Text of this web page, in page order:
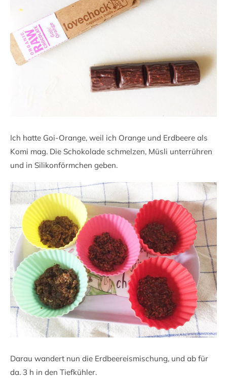
Ich hatte Goi-Orange, weil ich Orange und Erdbeere als
Komi mag. Die Schokolade schmelzen, Müsli unterrühren
und in Silikonförmchen geben.
Darau wandert nun die Erdbeereismischung, und ab für
da. 3 h in den Tiefkühler.